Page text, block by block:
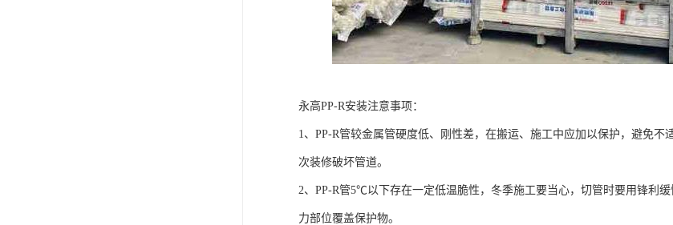
永高PP-R安装注意事项：
1、PP-R管较金属管硬度低、刚性差，在搬运、施工中应加以保护，避免
次装修破坏管道。
2、PP-R管5℃以下存在一定低温脆性，冬季施工要当心，切管时要用锋利
力部位覆盖保护物。